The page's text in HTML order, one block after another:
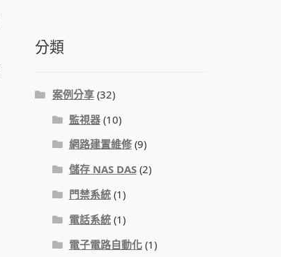
分類
案例分享(32)
監視器(10)
網路建置維修(9)
儲存 NAS DAS(2)
門禁系統(1)
電話系統(1)
電子電路自動化(1)